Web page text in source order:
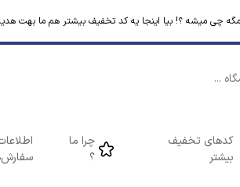
چی میشه ؟! بیا اینجا یه کد تخفیف بیشتر هم ما بهت
کدهای تخفیف
بیشتر
چرا ما
؟